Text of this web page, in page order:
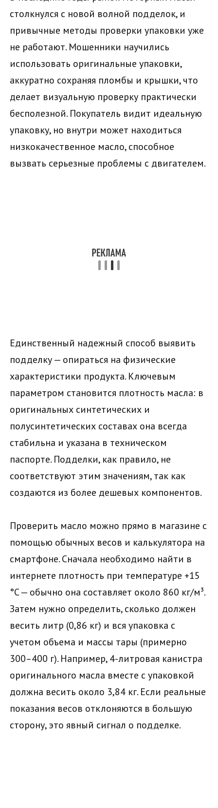
столкнулся с новой волной подделок, и
привычные методы проверки упаковки уже
не работают. Мошенники научились
использовать оригинальные упаковки,
аккуратно сохраняя пломбы и крышки, что
делает визуальную проверку практически
бесполезной. Покупатель видит идеальную
упаковку, но внутри может находиться
низкокачественное масло, способное
вызвать серьезные проблемы с двигателем.
Единственный надежный способ выявить
подделку — опираться на физические
характеристики продукта. Ключевым
параметром становится плотность масла: в
оригинальных синтетических и
полусинтетических составах она всегда
стабильна и указана в техническом
паспорте. Подделки, как правило, не
соответствуют этим значениям, так как
создаются из более дешевых компонентов.
Проверить масло можно прямо в магазине с
помощью обычных весов и калькулятора на
смартфоне. Сначала необходимо найти в
интернете плотность при температуре +15
°C — обычно она составляет около 860 кг/м³.
Затем нужно определить, сколько должен
весить литр (0,86 кг) и вся упаковка с
учетом объема и массы тары (примерно
300–400 г). Например, 4-литровая канистра
оригинального масла вместе с упаковкой
должна весить около 3,84 кг. Если реальные
показания весов отклоняются в большую
сторону, это явный сигнал о подделке.